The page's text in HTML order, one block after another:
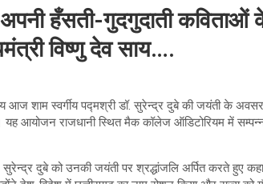
हँसती-गुदगुदाती कविताओं
विष्णु देव साय….
आज शाम स्वर्गीय पद्मश्री डॉ. सुरेन्द्र दुबे की जयंती के
यह आयोजन राजधानी स्थित मैक कॉलेज ऑडिटोरियम में
दुबे को उनकी जयंती पर श्रद्धांजलि अर्पित करते हुए